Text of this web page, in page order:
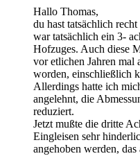
Hallo Thomas,
du hast tatsächlich
war tatsächlich ein 3-
Hofzuges. Auch diese
vor etlichen Jahren mal
worden, einschließlich
Allerdings hatte ich
angelehnt, die
reduziert.
Jetzt mußte die dritte
Eingleisen sehr
angehoben werden,